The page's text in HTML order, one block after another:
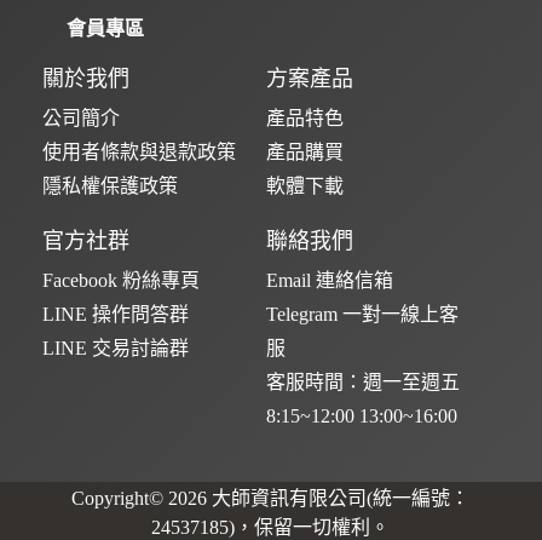
會員專區
關於我們
公司簡介
使用者條款與退款政策
隱私權保護政策
方案產品
產品特色
產品購買
軟體下載
官方社群
Facebook 粉絲專頁
LINE 操作問答群
LINE 交易討論群
聯絡我們
Email 連絡信箱
Telegram 一對一線上客
服
客服時間：週一至週五
8:15~12:00 13:00~16:00
Copyright© 2026 大師資訊有限公司(統一編號：
24537185)，保留一切權利。